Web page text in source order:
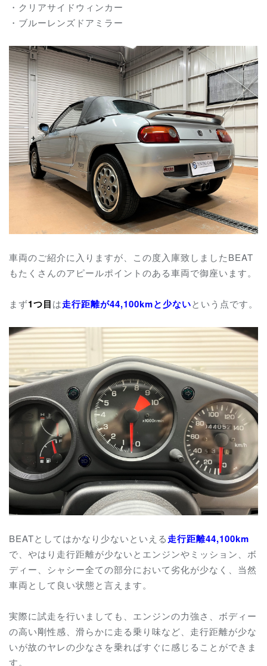
・クリアサイドウィンカー
・ブルーレンズドアミラー
車両のご紹介に入りますが、この度入庫致しましたBEAT
もたくさんのアピールポイントのある車両で御座います。
まず1つ目は走行距離が44,100kmと少ないという点です。
BEATとしてはかなり少ないといえる走行距離44,100km
で、やはり走行距離が少ないとエンジンやミッション、ボ
ディー、シャシー全ての部分において劣化が少なく、当然
車両として良い状態と言えます。
実際に試走を行いましても、エンジンの力強さ、ボディー
の高い剛性感、滑らかに走る乗り味など、走行距離が少な
いが故のヤレの少なさを乗ればすぐに感じることができま
す。